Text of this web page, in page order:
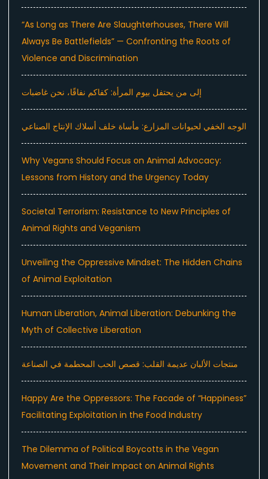
“As Long as There Are Slaughterhouses, There Will
Always Be Battlefields” — Confronting the Roots of
Violence and Discrimination
إلى من يحتفل بيوم المرأة: كفاكم نفاقًا، نحن غاضبات
الوجه الخفي لحيوانات المزارع: مأساة خلف أسلاك الإنتاج الصناعي
Why Vegans Should Focus on Animal Advocacy:
Lessons from History and the Urgency Today
Societal Terrorism: Resistance to New Principles of
Animal Rights and Veganism
Unveiling the Oppressive Mindset: The Hidden Chains
of Animal Exploitation
Human Liberation, Animal Liberation: Debunking the
Myth of Collective Liberation
منتجات الألبان عديمة القلب: قصص الحب المحطمة في الصناعة
Happy Are the Oppressors: The Facade of “Happiness”
Facilitating Exploitation in the Food Industry
The Dilemma of Political Boycotts in the Vegan
Movement and Their Impact on Animal Rights